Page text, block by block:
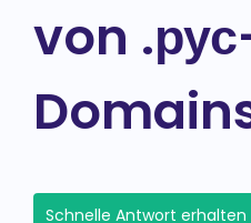
von
Schnelle Antwort erhalten